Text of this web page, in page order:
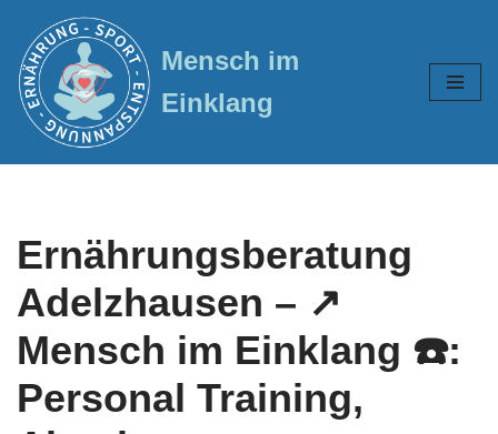
Zum
Inhalt
springen
Mensch im
Einklang
Ernährungsberatung
Adelzhausen – ↗️
Mensch im Einklang ☎️:
Personal Training,